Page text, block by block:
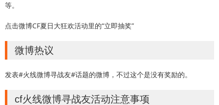
等。
点击微博CF夏日大狂欢活动里的“立即抽奖”
微博热议
发表#火线微博寻战友#话题的微博，不过这个是没有奖励的。
cf火线微博寻战友活动注意事项